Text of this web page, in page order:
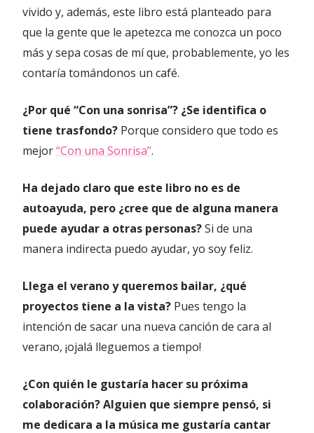
vivido y, además, este libro está planteado para
que la gente que le apetezca me conozca un poco
más y sepa cosas de mí que, probablemente, yo les
contaría tomándonos un café.
¿Por qué “Con una sonrisa”? ¿Se identifica o
tiene trasfondo? Porque considero que todo es
mejor“Con una Sonrisa”.
Ha dejado claro que este libro no es de
autoayuda, pero ¿cree que de alguna manera
puede ayudar a otras personas?Si de una
manera indirecta puedo ayudar, yo soy feliz.
Llega el verano y queremos bailar, ¿qué
proyectos tiene a la vista? Pues tengo la
intención de sacar una nueva canción de cara al
verano, ¡ojalá lleguemos a tiempo!
¿Con quién le gustaría hacer su próxima
colaboración? Alguien que siempre pensó, si
me dedicara a la música me gustaría cantar